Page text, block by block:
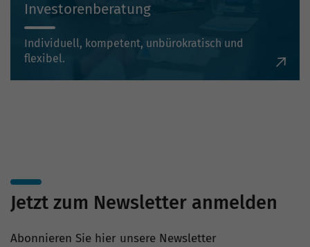
Investorenberatung
Individuell, kompetent, unbürokratisch und
flexibel.
Jetzt zum Newsletter anmelden
Abonnieren Sie hier unsere Newsletter